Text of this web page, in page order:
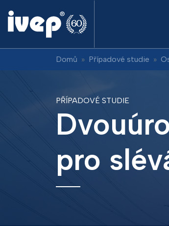
Domů Případové studie
PŘÍPADOVÉ STUDIE
pro